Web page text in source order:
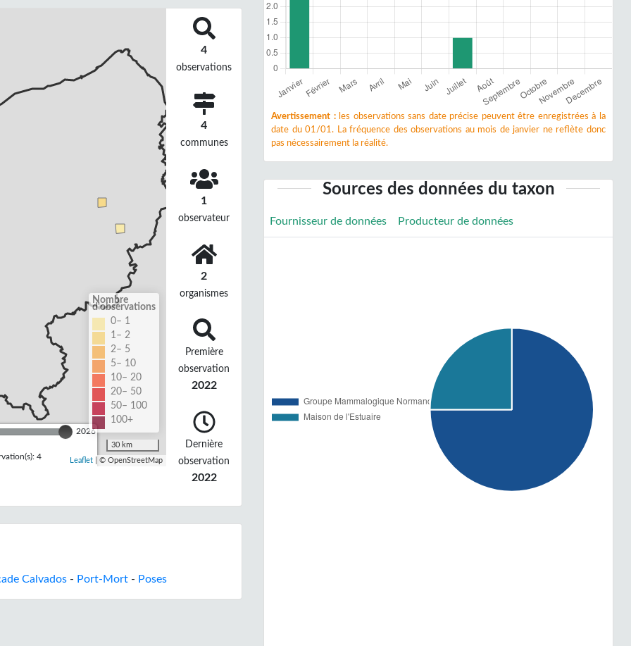
2026
4
Nombre
d'observations
0– 1
1– 2
2– 5
5– 10
10– 20
20– 50
50– 100
100+
30 km
Leaflet| © OpenStreetMap
4
observations
4
communes
1
observateur
2
organismes
Première
observation
2022
Dernière
observation
2022
Calvados - Port-Mort - Poses
Avertissement :les observations sans date précise peuvent être enregistrées à la
date du 01/01. La fréquence des observations au mois de janvier ne reflète donc
pas nécessairement la réalité.
Sources des données du taxon
Fournisseur de données Producteur de données